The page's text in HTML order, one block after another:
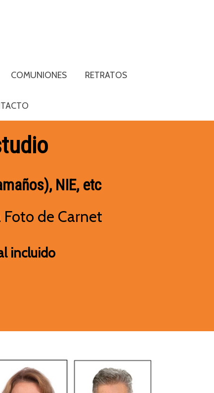
COMUNIONES RETRATOS
NIE, etc
Foto de Carnet
incluido